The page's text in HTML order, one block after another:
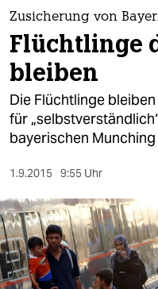
themen
politik
öko
gesellschaft
sport
berlin
nord
Zusicherung von
Flüchtlinge
bleiben
Die Flüchtlinge
für
bayerischen
1.9.2015 9:55 Uhr